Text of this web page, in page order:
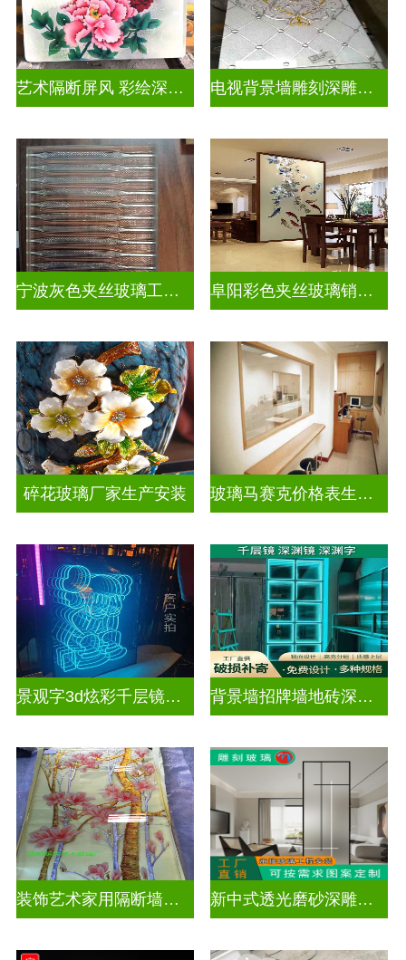
艺术隔断屏风 彩绘深雕浮雕玻璃 电视背景墙雕刻深雕双面效果
宁波灰色夹丝玻璃工厂招聘 阜阳彩色夹丝玻璃销售电话
碎花玻璃厂家生产安装 玻璃马赛克价格表生产电话
景观字3d炫彩千层镜深渊镜 背景墙招牌墙地砖深渊镜千层镜
装饰艺术家用隔断墙深雕玻璃 新中式透光磨砂深雕玻璃